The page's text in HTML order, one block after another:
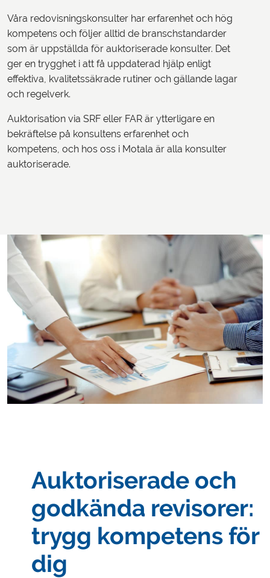
Våra redovisningskonsulter har erfarenhet och hög
kompetens och följer alltid de branschstandarder
som är uppställda för auktoriserade konsulter. Det
ger en trygghet i att få uppdaterad hjälp enligt
effektiva, kvalitetssäkrade rutiner och gällande lagar
och regelverk.
Auktorisation via SRF eller FAR är ytterligare en
bekräftelse på konsultens erfarenhet och
kompetens, och hos oss i Motala är alla konsulter
auktoriserade.
Auktoriserade och
godkända revisorer:
trygg kompetens för
dig